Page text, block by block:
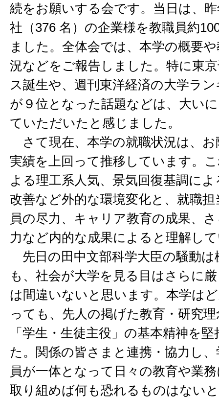
続をお願いする会です。当日は、
社（376 名）の企業様を教職員約
ました。全体会では、本学の概要
況などをご報告しました。特に東
ス誕生や、週刊東洋経済の大学ラ
が９位となった話題などは、大い
ていただいたと感じました。
さて現在、本学の就職状況は、お
実績を上回って推移しています。
よる理工系人気、景気回復基調に
改善など外的な環境変化と、就職
員の尽力、キャリア教育の成果、
力など内的な成果によると理解し
先日の田中文部科学大臣の騒動は
も、社会が大学を見る目はさらに
は間違いないと思います。本学は
っても、先人の掲げた教育・研究
「学生・生徒主役」の基本精神を
た。関係の皆さまと連携・協力し
員が一体となって日々の教育や業
取り組めば何も恐れるものはない